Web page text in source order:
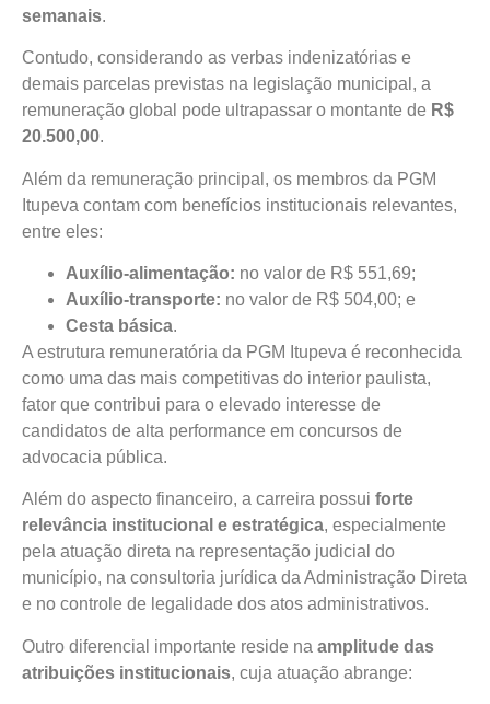
semanais.
Contudo, considerando as verbas indenizatórias e
demais parcelas previstas na legislação municipal, a
remuneração global pode ultrapassar o montante de R$
20.500,00.
Além da remuneração principal, os membros da PGM
Itupeva contam com benefícios institucionais relevantes,
entre eles:
Auxílio-alimentação: no valor de R$ 551,69;
Auxílio-transporte: no valor de R$ 504,00; e
Cesta básica.
A estrutura remuneratória da PGM Itupeva é reconhecida
como uma das mais competitivas do interior paulista,
fator que contribui para o elevado interesse de
candidatos de alta performance em concursos de
advocacia pública.
Além do aspecto financeiro, a carreira possui forte
relevância institucional e estratégica, especialmente
pela atuação direta na representação judicial do
município, na consultoria jurídica da Administração Direta
e no controle de legalidade dos atos administrativos.
Outro diferencial importante reside na amplitude das
atribuições institucionais, cuja atuação abrange: